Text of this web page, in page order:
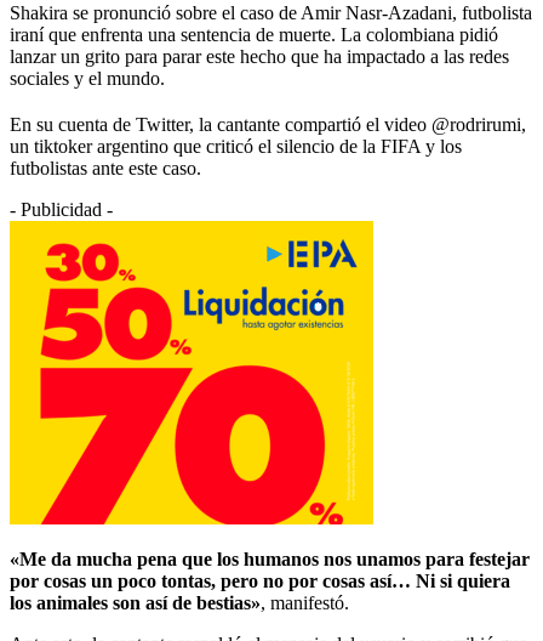
Shakira se pronunció sobre el caso de Amir Nasr-Azadani, futbolista
iraní que enfrenta una sentencia de muerte. La colombiana pidió
lanzar un grito para parar este hecho que ha impactado a las redes
sociales y el mundo.
En su cuenta de Twitter, la cantante compartió el video @rodrirumi,
un tiktoker argentino que criticó el silencio de la FIFA y los
futbolistas ante este caso.
- Publicidad -
«Me da mucha pena que los humanos nos unamos para festejar
por cosas un poco tontas, pero no por cosas así… Ni si quiera
los animales son así de bestias», manifestó.